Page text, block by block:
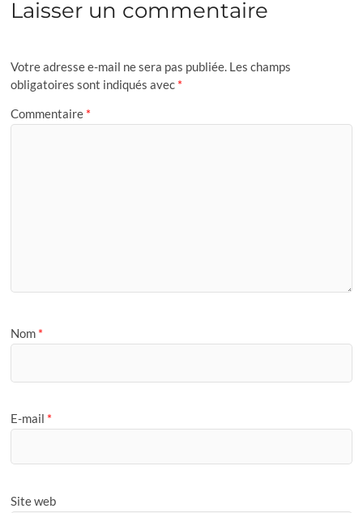
Laisser un commentaire
Votre adresse e-mail ne sera pas publiée. Les champs
obligatoires sont indiqués avec *
Commentaire *
Nom *
E-mail *
Site web